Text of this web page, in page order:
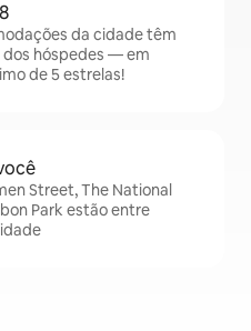
da cidade têm
hóspedes — em
de 5 estrelas!
Street, The National
Park estão entre